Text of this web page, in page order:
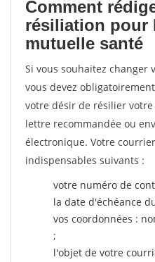
Comment
résiliation pour
mutuelle santé
Si vous souhaitez changer
vous devez
votre désir de résilier
lettre recommandée ou
électronique. Votre
indispensables suivants :
votre numéro de
la date d'échéance
vos coordonnées :
;
l'objet de votre